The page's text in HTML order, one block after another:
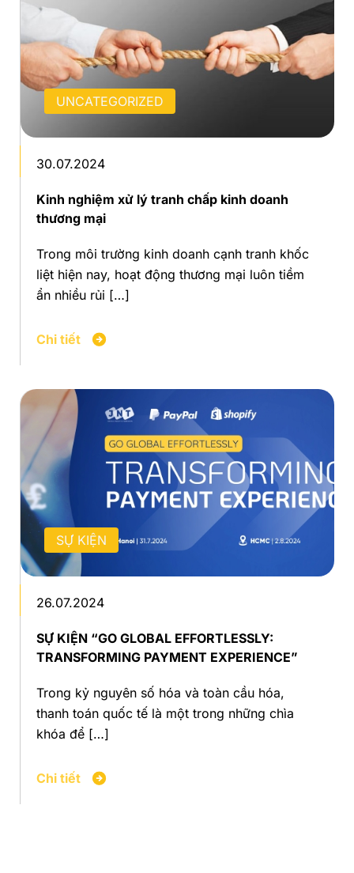
SỰ KIỆN
UNCATEGORIZED
30.07.2024
Kinh nghiệm xử lý tranh chấp kinh doanh
thương mại
Trong môi trường kinh doanh cạnh tranh khốc
liệt hiện nay, hoạt động thương mại luôn tiềm
ẩn nhiều rủi […]
Chi tiết
SỰ KIỆN
26.07.2024
SỰ KIỆN “GO GLOBAL EFFORTLESSLY:
TRANSFORMING PAYMENT EXPERIENCE”
Trong kỷ nguyên số hóa và toàn cầu hóa,
thanh toán quốc tế là một trong những chìa
khóa để […]
Chi tiết